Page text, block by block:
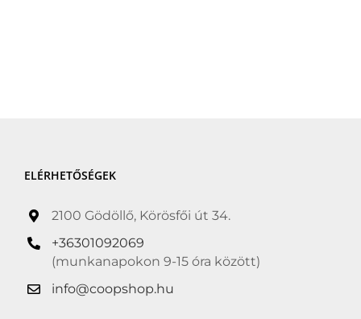
ELÉRHETŐSÉGEK
2100 Gödöllő, Körösfői út 34.
+36301092069
(munkanapokon 9-15 óra között)
info@coopshop.hu